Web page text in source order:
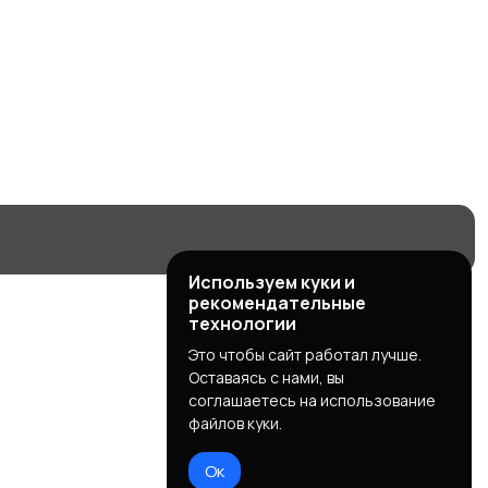
Используем куки и
рекомендательные
технологии
Это чтобы сайт работал лучше.
Оставаясь с нами, вы
соглашаетесь на использование
файлов куки.
Ок